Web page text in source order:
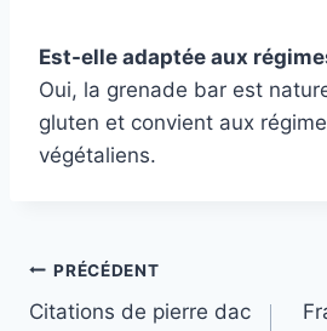
Est-elle adaptée aux
Oui, la grenade bar est
gluten et convient aux
végétaliens.
Navigation
PRÉCÉDENT
Citations de pierre dac